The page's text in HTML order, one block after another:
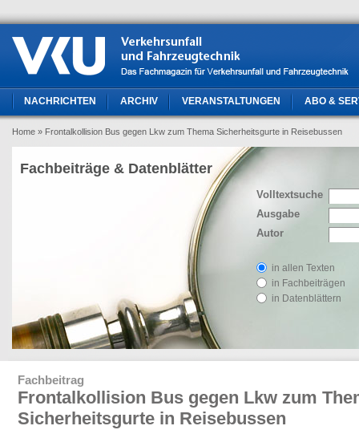
NACHRICHTEN ARCHIV VERANSTALTUNGEN ABO &
Home » Frontalkollision Bus gegen Lkw zum Thema Sicherheitsgurte in Reisebussen
Volltextsuche
Ausgabe
Autor
in allen Texten
in Fachbeiträgen
in Datenblättern
Fachbeiträge & Datenblätter
Fachbeitrag
Frontalkollision Bus gegen Lkw zum
Sicherheitsgurte in Reisebussen